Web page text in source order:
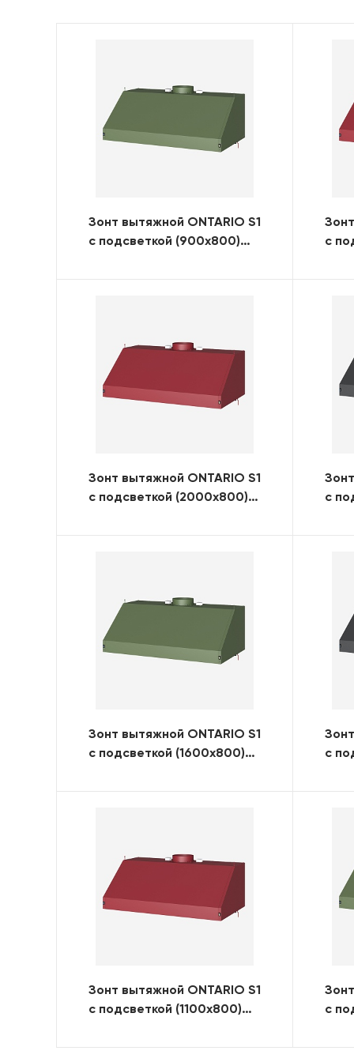
Зонт вытяжной ONTARIO S1
с подсветкой (900x800)
с
Зонт вытяжной ONTARIO S1
с подсветкой (2000x800)
с
Зонт вытяжной ONTARIO S1
с подсветкой (1600x800)
с
Зонт вытяжной ONTARIO S1
с подсветкой (1100x800)
с